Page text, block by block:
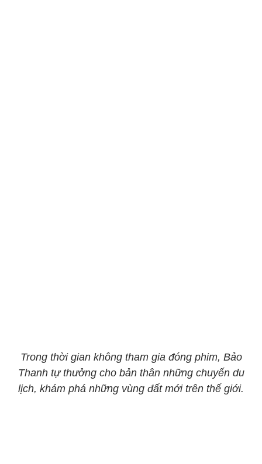
Trong thời gian không tham gia đóng phim, Bảo
Thanh tự thưởng cho bản thân những chuyến du
lịch, khám phá những vùng đất mới trên thế giới.